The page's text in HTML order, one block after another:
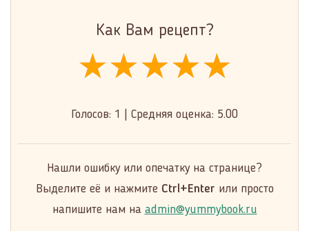
Как Вам рецепт?
★★★★★
★★★★★
★★★★★
Голосов: 1 Средняя оценка: 5.00
Нашли ошибку или опечатку на странице?
Выделите её и нажмите Ctrl+Enter или просто
напишите нам на admin@yummybook.ru